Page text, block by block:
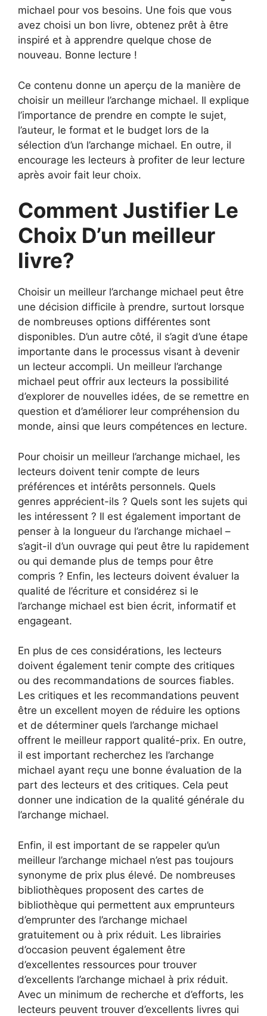
michael pour vos besoins. Une fois que vous
avez choisi un bon livre, obtenez prêt à être
inspiré et à apprendre quelque chose de
nouveau. Bonne lecture !
Ce contenu donne un aperçu de la manière de
choisir un meilleur l’archange michael. Il explique
l’importance de prendre en compte le sujet,
l’auteur, le format et le budget lors de la
sélection d’un l’archange michael. En outre, il
encourage les lecteurs à profiter de leur lecture
après avoir fait leur choix.
Comment Justifier Le
Choix D’un meilleur
livre?
Choisir un meilleur l’archange michael peut être
une décision difficile à prendre, surtout lorsque
de nombreuses options différentes sont
disponibles. D’un autre côté, il s’agit d’une étape
importante dans le processus visant à devenir
un lecteur accompli. Un meilleur l’archange
michael peut offrir aux lecteurs la possibilité
d’explorer de nouvelles idées, de se remettre en
question et d’améliorer leur compréhension du
monde, ainsi que leurs compétences en lecture.
Pour choisir un meilleur l’archange michael, les
lecteurs doivent tenir compte de leurs
préférences et intérêts personnels. Quels
genres apprécient-ils ? Quels sont les sujets qui
les intéressent ? Il est également important de
penser à la longueur du l’archange michael –
s’agit-il d’un ouvrage qui peut être lu rapidement
ou qui demande plus de temps pour être
compris ? Enfin, les lecteurs doivent évaluer la
qualité de l’écriture et considérez si le
l’archange michael est bien écrit, informatif et
engageant.
En plus de ces considérations, les lecteurs
doivent également tenir compte des critiques
ou des recommandations de sources fiables.
Les critiques et les recommandations peuvent
être un excellent moyen de réduire les options
et de déterminer quels l’archange michael
offrent le meilleur rapport qualité-prix. En outre,
il est important recherchez les l’archange
michael ayant reçu une bonne évaluation de la
part des lecteurs et des critiques. Cela peut
donner une indication de la qualité générale du
l’archange michael.
Enfin, il est important de se rappeler qu’un
meilleur l’archange michael n’est pas toujours
synonyme de prix plus élevé. De nombreuses
bibliothèques proposent des cartes de
bibliothèque qui permettent aux emprunteurs
d’emprunter des l’archange michael
gratuitement ou à prix réduit. Les librairies
d’occasion peuvent également être
d’excellentes ressources pour trouver
d’excellents l’archange michael à prix réduit.
Avec un minimum de recherche et d’efforts, les
lecteurs peuvent trouver d’excellents livres qui